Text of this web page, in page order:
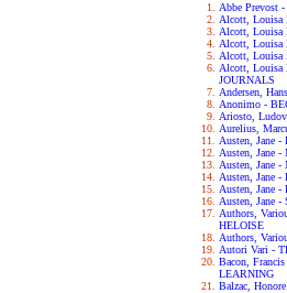
Abbe Prevost
Alcott, Louisa
Alcott,
Alcott,
Alcott, Louisa
Alcott, Louisa
JOURNALS
Andersen,
Anonimo -
Ariosto,
Aurelius,
Austen, Jane -
Austen, Jane
Austen, Jane
Austen, Jane
Austen, Jane
Austen, Jane
Authors,
HELOISE
Authors,
Autori Vari -
Bacon,
LEARNING
Balzac,